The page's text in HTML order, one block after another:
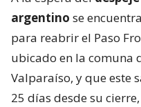
argentino se
para reabrir el Paso
ubicado en la comuna
Valparaíso, y que este
25 días desde su